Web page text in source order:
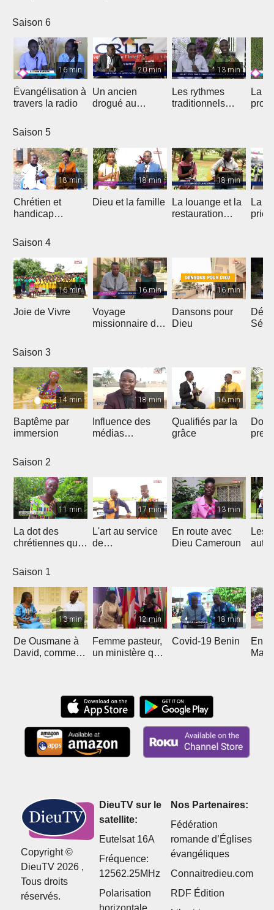
Saison 6
16 min
Évangélisation à
travers la radio
20 min
Un ancien
drogué au
13 min
Les rythmes
traditionnels
La
Saison 5
18 min
Chrétien et
handicap
18 min
Dieu et la famille
18 min
La louange et la
restauration
La
Saison 4
16 min
Joie de Vivre
16 min
Voyage
missionnaire de
16 min
Dansons pour
Dieu
Saison 3
14 min
Baptême par
immersion
18 min
Influence des
médias
16 min
Qualifiés par la
grâce
Saison 2
11 min
La dot des
chrétiennes qui
17 min
L'art au service
de
13 min
En route avec
Dieu Cameroun
Les
Saison 1
13 min
De Ousmane à
David, comment
12 min
Femme pasteur,
un ministère qui
18 min
Covid-19 Benin
En
Mali
Copyright ©
DieuTV 2026 ,
Tous droits
réservés.
DieuTV sur le
satellite:
Eutelsat 16A
Fréquence:
12562.25MHz
Polarisation
horizontale
Nos Partenaires:
Fédération
romande d’Églises
évangéliques
Connaitredieu.com
RDF Édition